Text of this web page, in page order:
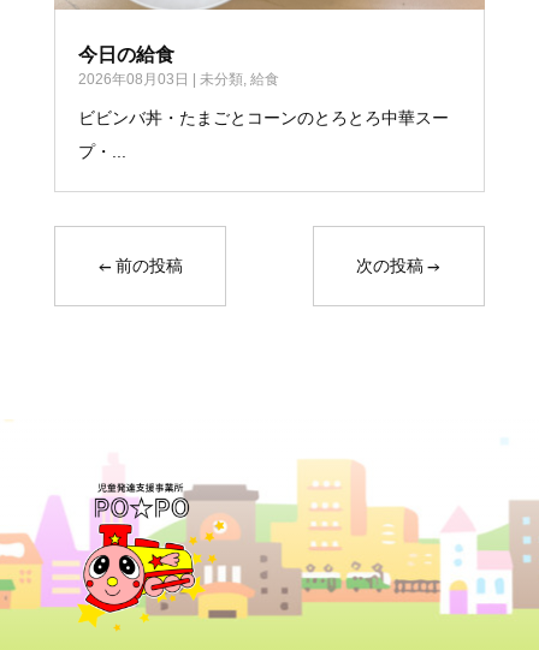
今日の給食
2026年08月03日 未分類, 給食
ビビンバ丼・たまごとコーンのとろとろ中華スー
プ・...
←前の投稿 次の投稿→